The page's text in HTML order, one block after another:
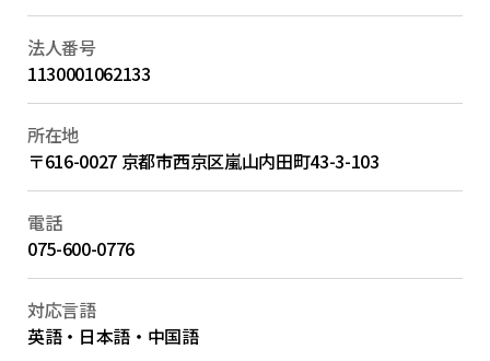
法人番号
1130001062133
所在地
〒616-0027 京都市西京区嵐山内田町43-3-103
電話
075-600-0776
対応言語
英語・日本語・中国語